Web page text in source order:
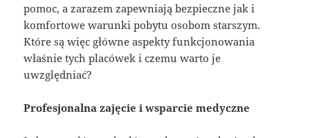
pomoc, a zarazem zapewniają bezpieczne jak i
komfortowe warunki pobytu osobom starszym.
Które są więc główne aspekty funkcjonowania
właśnie tych placówek i czemu warto je
uwzględniać?
Profesjonalna zajęcie i wsparcie medyczne